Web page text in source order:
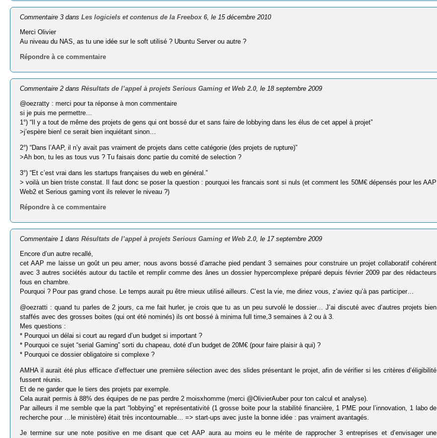
Commentaire 3 dansLes logiciels et contenus de la Freebox 6 , le 15 décembre 2010
Merci Olivier
Au niveau du NAS, as tu une idée sur le soft utilisé ? Ubuntu Server ou autre ?
Répondre à ce commentaire
Commentaire 2 dansRésultats de l’appel à projets Serious Gaming et Web 2.0, le 18 septembre 2009
@oezratty : merci pour ta réponse à mon commentaire
si je puis me permettre…
1°) “Il y a tout de même des projets de gens qui ont bossé dur et sans faire de lobbying dans les élus de cet appel à projet”
>j’espère bien! ce serait bien inquiétant sinon…
2°) “Dans l’AAP, il n’y avait pas vraiment de projets dans cette catégorie (des projets de rupture)”
>Ah bon, tu les as tous vus ? Tu faisais donc partie du comité de selection ?
3°) “Et c’est vrai dans les startups françaises du web en général.”
> voilà un bien triste constat. Il faut donc se poser la question : pourquoi les francais sont si nuls (et comment les 50M€ dépensés pour les AAP
Web2 et Serious gaming vont ils relever le niveau ?)
Répondre à ce commentaire
Commentaire 1 dansRésultats de l’appel à projets Serious Gaming et Web 2.0, le 17 septembre 2009
Encore d’un autre recallé,
cet AAP me laisse un goût un peu amer; nous avons bossé d’arrache pied pendant 3 semaines pour construire un projet collaboratif cohérent
avec 3 autres sociétés autour du tactile et remplir comme des ânes un dossier hypercomplexe préparé depuis février 2009 par des rédacteurs
fous en chambre.
Pourquoi ? Pour pas grand chose. Le temps aurait pu être mieux utilisé ailleurs. C’est la vie, me diriez vous, z’aviez qu’à pas participer…
@oezratti : quand tu parles de 2 jours, ca me fait hurler, je crois que tu as un peu survolé le dossier… J’ai discuté avec d’autres projets bien
staffés avec des grosses boites (qui ont été nominés) ils ont bossé à minima full time,3 semaines à 2 ou à 3.
Mes questions :
* Pourquoi un délai si court au regard d’un budget si important ?
* Pourquoi ce sujet “serial Gaming” sorti du chapeau, doté d’un budget de 20M€ (pour faire plaisir à qui) ?
* Pourquoi ce dossier obligatoire si complexe ?
AMHA il aurait été plus efficace d’effectuer une première sélection avec des slides présentant le projet, afin de vérifier si les critères d’éligibilité
fussent réunis.
Et de ne garder que le tiers des projets par exemple.
Cela aurait permis à 88% des équipes de ne pas perdre 2 moisxhomme (merci @OlivierAuber pour ton calcul et analyse).
Par ailleurs il me semble que la part “lobbying” et représentativité (1 grosse boite pour la stabilité financière, 1 PME pour l’innovation, 1 labo de
recherche pour …le ministère) était très incontournable… => start-ups avec juste la bonne idée : pas vraiment avantagés.
Je termine sur une note positive en me disant que cet AAP aura au moins eu le mérite de rapprocher 3 entreprises et d’envisager une